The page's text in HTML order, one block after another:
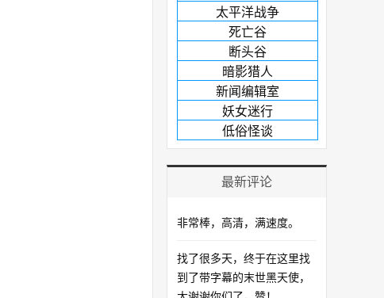
太平洋战争
死亡谷
断头谷
暗影猎人
新闻编辑室
妖女迷行
低俗怪谈
最新评论
非常棒，高清，满速度。
找了很多天，终于在这里找
到了带字幕的末世黑天使，